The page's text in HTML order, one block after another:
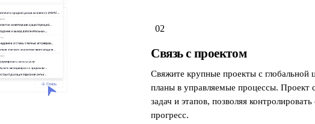
02
Связь с проектом
Свяжите крупные проекты с глобальной
планы в управляемые процессы. Проект
задач и этапов, позволяя
прогресс.